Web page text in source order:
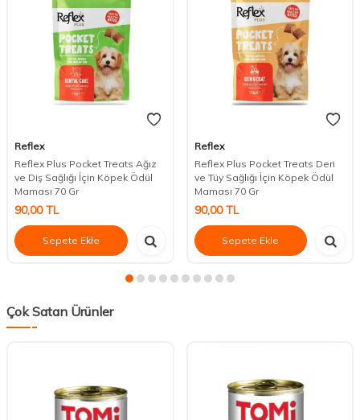
Reflex
Reflex Plus Pocket Treats Ağız
ve Diş Sağlığı İçin Köpek Ödül
Maması 70 Gr
90,00TL
Sepete Ekle
Reflex
Reflex Plus Pocket Treats Deri
ve Tüy Sağlığı İçin Köpek Ödül
Maması 70 Gr
90,00TL
Sepete Ekle
Çok Satan Ürünler